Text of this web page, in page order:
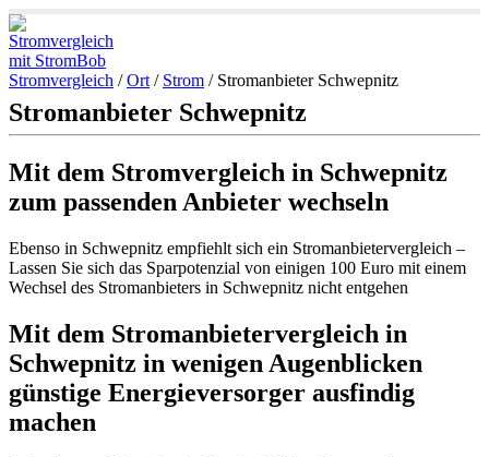
Stromvergleich /Ort / Strom / Stromanbieter Schwepnitz
Stromanbieter Schwepnitz
Mit dem Stromvergleich in Schwepnitz
zum passenden Anbieter wechseln
Ebenso in Schwepnitz empfiehlt sich ein Stromanbietervergleich –
Lassen Sie sich das Sparpotenzial von einigen 100 Euro mit einem
Wechsel des Stromanbieters in Schwepnitz nicht entgehen
Mit dem Stromanbietervergleich in
Schwepnitz in wenigen Augenblicken
günstige Energieversorger ausfindig
machen